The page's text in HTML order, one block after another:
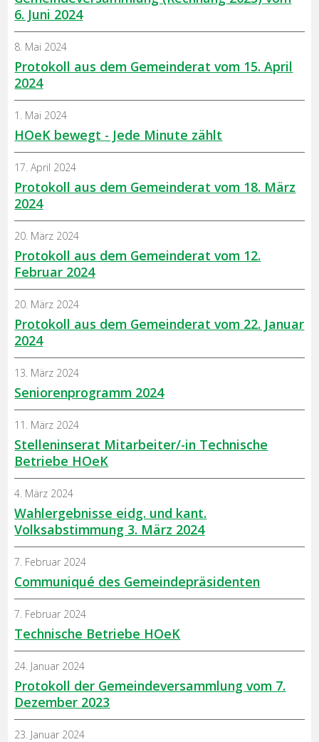
6. Juni 2024
Protokoll aus dem Gemeinderat vom 15. April
2024
8. Mai 2024
HOeK bewegt - Jede Minute zählt
1. Mai 2024
Protokoll aus dem Gemeinderat vom 18. März
2024
17. April 2024
Protokoll aus dem Gemeinderat vom 12.
Februar 2024
20. März 2024
Protokoll aus dem Gemeinderat vom 22. Januar
2024
20. März 2024
Seniorenprogramm 2024
13. März 2024
Stelleninserat Mitarbeiter/-in Technische
Betriebe HOeK
11. März 2024
Wahlergebnisse eidg. und kant.
Volksabstimmung 3. März 2024
4. März 2024
Communiqué des Gemeindepräsidenten
7. Februar 2024
Technische Betriebe HOeK
7. Februar 2024
Protokoll der Gemeindeversammlung vom 7.
Dezember 2023
24. Januar 2024
23. Januar 2024